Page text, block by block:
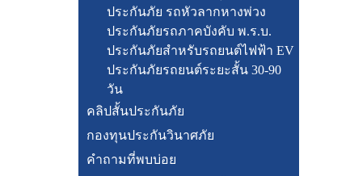
ประกันภัย รถหัวลากหางพ่วง
ประกันภัยรถภาคบังคับ พ.ร.บ.
ประกันภัยสำหรับรถยนต์ไฟฟ้า EV
ประกันภัยรถยนต์ระยะสั้น 30-90
วัน
คลิปสั้นประกันภัย
กองทุนประกันวินาศภัย
คำถามที่พบบ่อย